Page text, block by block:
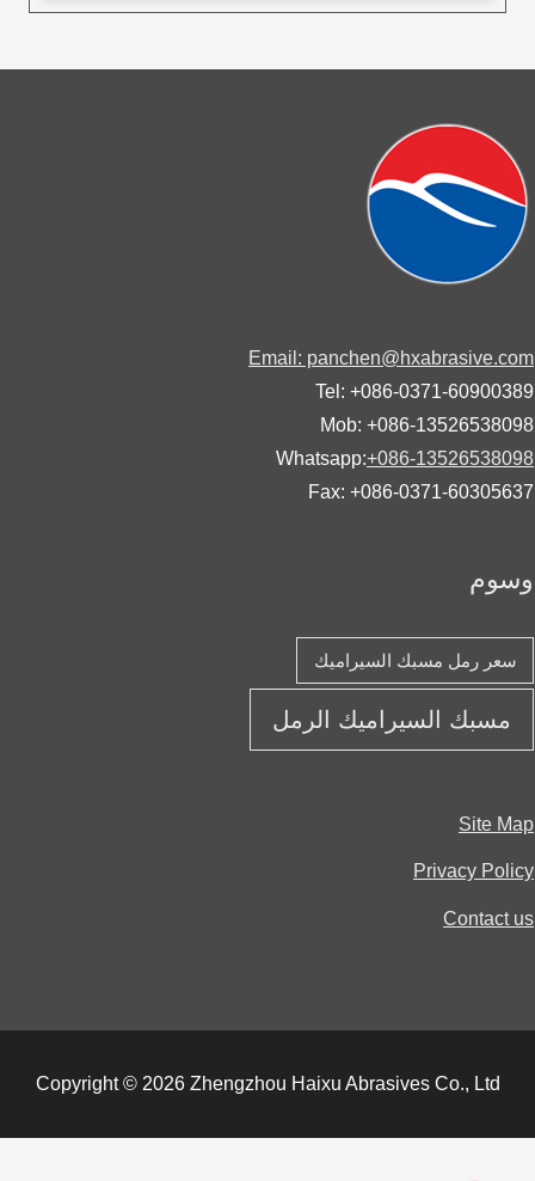
Email:
Tel: +086-0371-
Mob: +086-
Whatsapp:+086-
Fax: +086-0371-
رمل مسبك السيراميك
مسبك السيراميك الرمل
Site
Privacy
Contact
Copyright © 2026 Zhengzhou Haixu Abrasives Co., Ltd